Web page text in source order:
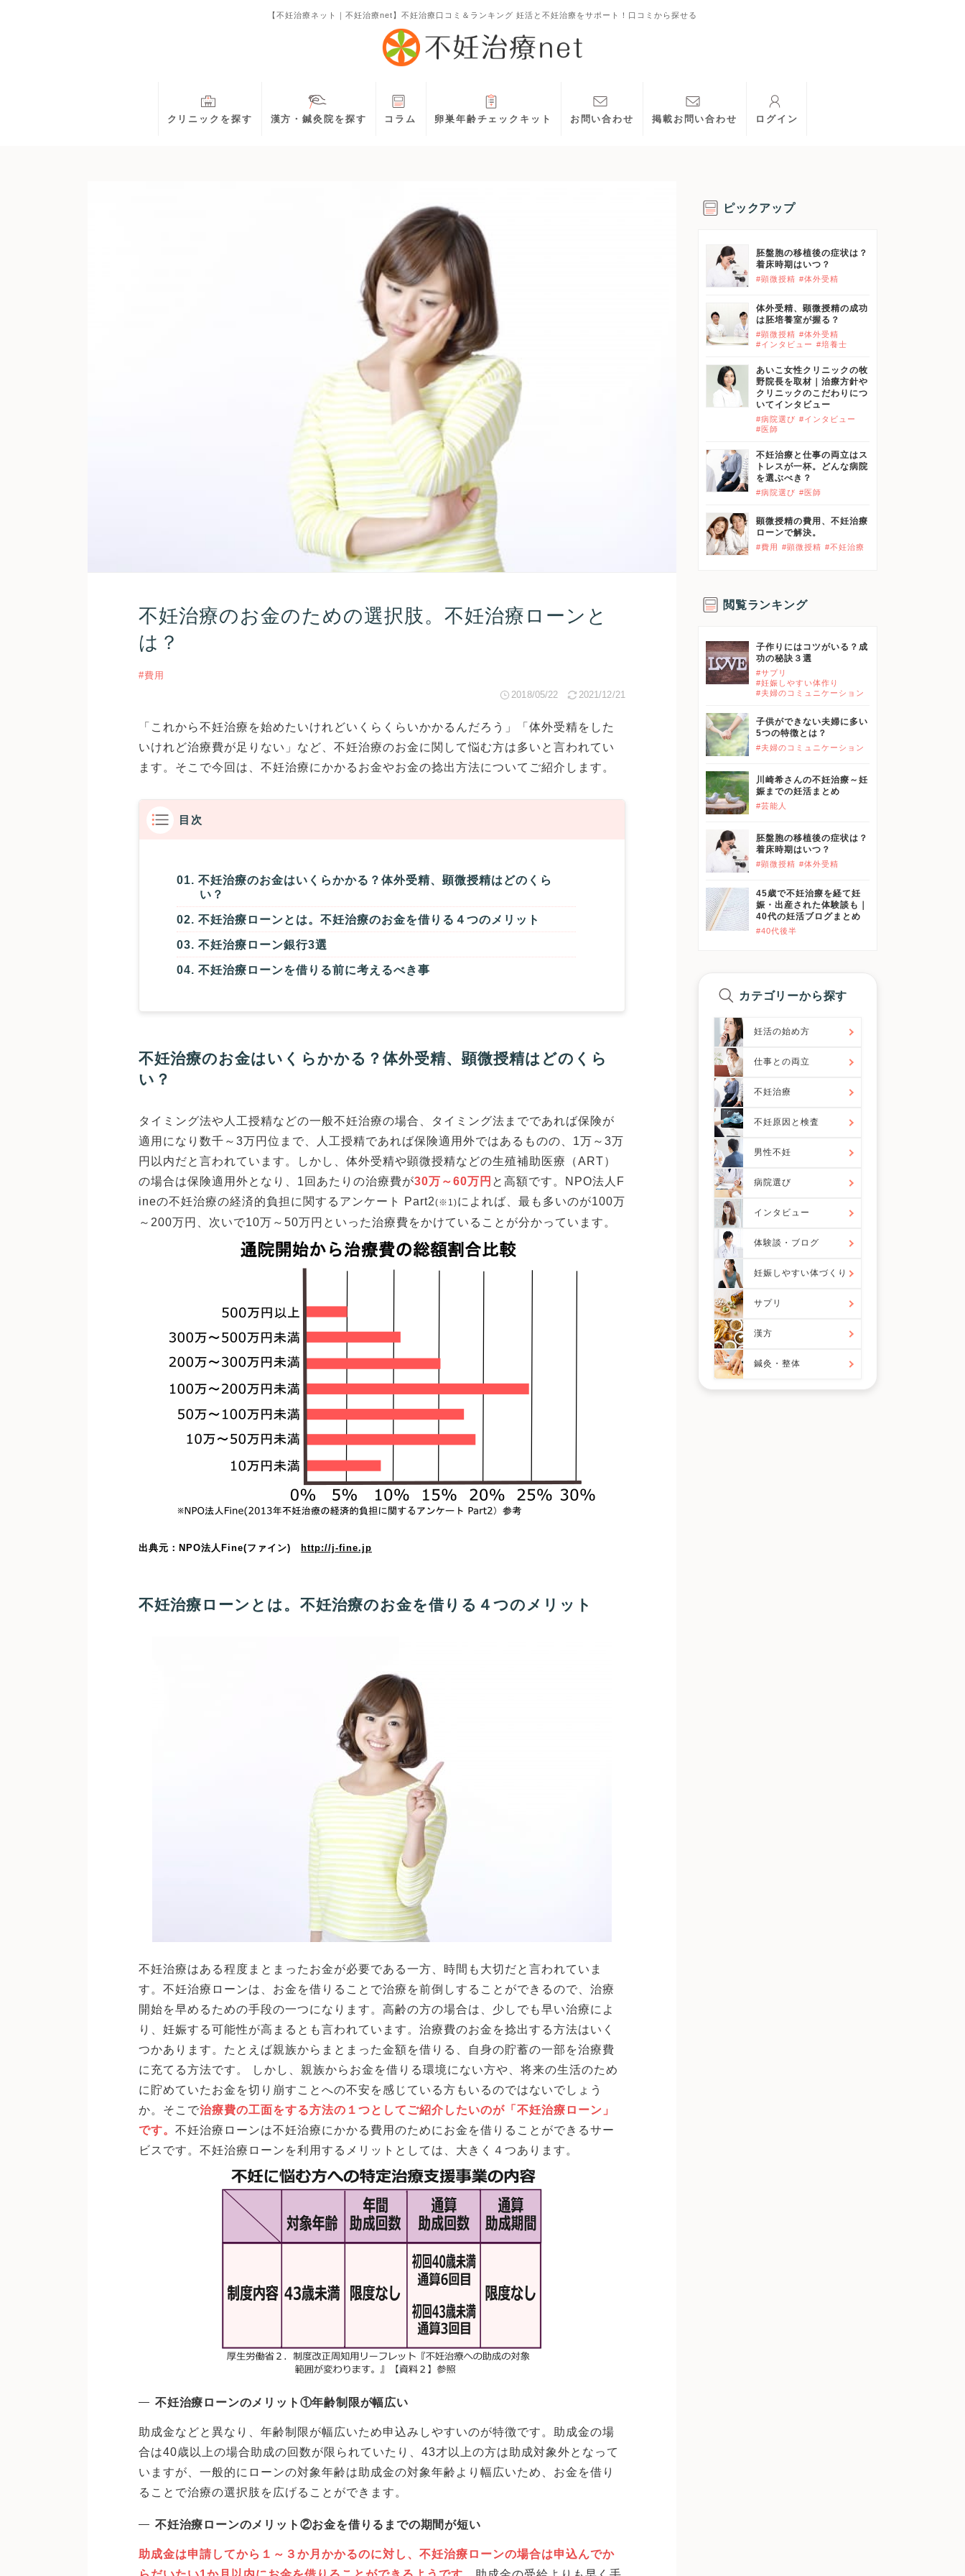
【不妊治療ネット｜不妊治療net】不妊治療口コミ＆ランキング 妊活と不妊治療をサポート！口コミから探せる
クリニックを探す 漢方・鍼灸院を探す コラム 卵巣年齢チェックキット お問い合わせ 掲載お問い合わせ ログイン
不妊治療のお金のための選択肢。不妊治療ローンと
は？
#費用
2018/05/22
2021/12/21
「これから不妊治療を始めたいけれどいくらくらいかかるんだろう」「体外受精をした
いけれど治療費が足りない」など、不妊治療のお金に関して悩む方は多いと言われてい
ます。そこで今回は、不妊治療にかかるお金やお金の捻出方法についてご紹介します。
目次
不妊治療のお金はいくらかかる？体外受精、顕微授精はどのくら
い？
不妊治療ローンとは。不妊治療のお金を借りる４つのメリット
不妊治療ローン銀行3選
不妊治療ローンを借りる前に考えるべき事
不妊治療のお金はいくらかかる？体外受精、顕微授精はどのくら
い？
タイミング法や人工授精などの一般不妊治療の場合、タイミング法までであれば保険が
適用になり数千～3万円位まで、人工授精であれば保険適用外ではあるものの、1万～3万
円以内だと言われています。しかし、体外受精や顕微授精などの生殖補助医療（ART）
の場合は保険適用外となり、1回あたりの治療費が30万～60万円 と高額です。NPO法人F
ineの不妊治療の経済的負担に関するアンケート Part2(※1)によれば、最も多いのが100万
～200万円、次いで10万～50万円といった治療費をかけていることが分かっています。
出典元：NPO法人Fine(ファイン) http://j-fine.jp
不妊治療ローンとは。不妊治療のお金を借りる４つのメリット
不妊治療はある程度まとまったお金が必要である一方、時間も大切だと言われていま
す。不妊治療ローンは、お金を借りることで治療を前倒しすることができるので、治療
開始を早めるための手段の一つになります。高齢の方の場合は、少しでも早い治療によ
り、妊娠する可能性が高まるとも言われています。治療費のお金を捻出する方法はいく
つかあります。たとえば親族からまとまった金額を借りる、自身の貯蓄の一部を治療費
に充てる方法です。 しかし、親族からお金を借りる環境にない方や、将来の生活のため
に貯めていたお金を切り崩すことへの不安を感じている方もいるのではないでしょう
か。そこで治療費の工面をする方法の１つとしてご紹介したいのが「不妊治療ローン」
です。 不妊治療ローンは不妊治療にかかる費用のためにお金を借りることができるサー
ビスです。不妊治療ローンを利用するメリットとしては、大きく４つあります。
不妊治療ローンのメリット①年齢制限が幅広い
助成金などと異なり、年齢制限が幅広いため申込みしやすいのが特徴です。助成金の場
合は40歳以上の場合助成の回数が限られていたり、43才以上の方は助成対象外となって
いますが、一般的にローンの対象年齢は助成金の対象年齢より幅広いため、お金を借り
ることで治療の選択肢を広げることができます。
不妊治療ローンのメリット②お金を借りるまでの期間が短い
助成金は申請してから１～３か月かかるのに対し、不妊治療ローンの場合は申込んでか
ピックアップ
胚盤胞の移植後の症状は？
着床時期はいつ？
#顕微授精 #体外受精
体外受精、顕微授精の成功
は胚培養室が握る？
#顕微授精 #体外受精
#インタビュー #培養士
あいこ女性クリニックの牧
野院長を取材｜治療方針や
クリニックのこだわりにつ
いてインタビュー
#病院選び #インタビュー
#医師
不妊治療と仕事の両立はス
トレスが一杯。どんな病院
を選ぶべき？
#病院選び #医師
顕微授精の費用、不妊治療
ローンで解決。
#費用 #顕微授精 #不妊治療
閲覧ランキング
}}
子作りにはコツがいる？成
功の秘訣３選
#サプリ
#妊娠しやすい体作り
#夫婦のコミュニケーション
}}
子供ができない夫婦に多い
5つの特徴とは？
#夫婦のコミュニケーション
}}
川崎希さんの不妊治療～妊
娠までの妊活まとめ
#芸能人
胚盤胞の移植後の症状は？
着床時期はいつ？
#顕微授精 #体外受精
}}
45歳で不妊治療を経て妊
娠・出産された体験談も｜
40代の妊活ブログまとめ
#40代後半
カテゴリーから探す
妊活の始め方
仕事との両立
不妊治療
不妊原因と検査
男性不妊
病院選び
インタビュー
体験談・ブログ
妊娠しやすい体づくり
サプリ
漢方
鍼灸・整体